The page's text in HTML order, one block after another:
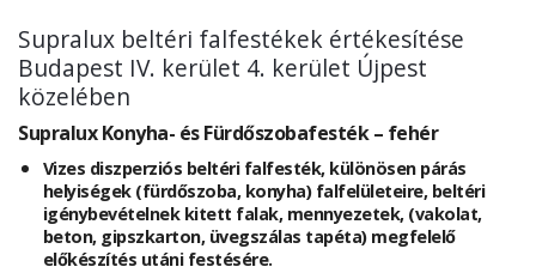
Supralux beltéri falfestékek értékesítése
Budapest IV. kerület 4. kerület Újpest
közelében
Supralux Konyha- és Fürdőszobafesték – fehér
Vizes diszperziós beltéri falfesték, különösen párás
helyiségek (fürdőszoba, konyha) falfelületeire, beltéri
igénybevételnek kitett falak, mennyezetek, (vakolat,
beton, gipszkarton, üvegszálas tapéta) megfelelő
előkészítés utáni festésére.